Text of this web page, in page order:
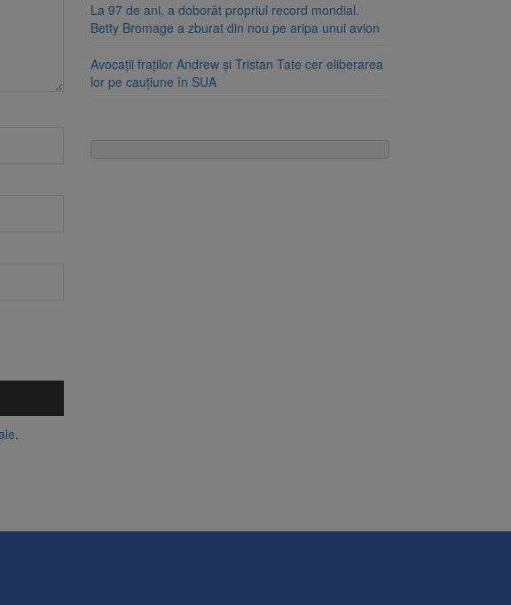
.
La 97 de ani, a doborât propriul record mondial.
Betty Bromage a zburat din nou pe aripa unui avion
Avocații fraților Andrew și Tristan Tate cer eliberarea
lor pe cauțiune în SUA